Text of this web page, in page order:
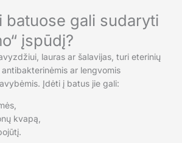
batuose gali sudaryti
įspūdį?
lauras ar šalavijas, turi eterinių
ar lengvomis
Įdėti į batus jie gali:
kvapą,